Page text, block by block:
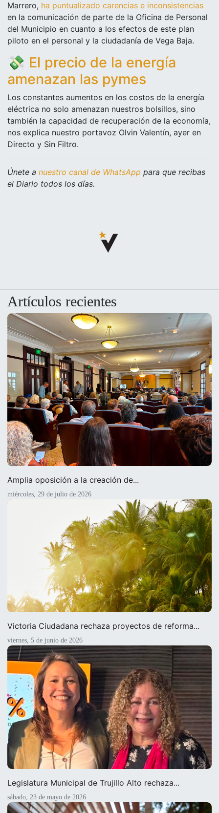
Marrero, ha puntualizado carencias e inconsistencias
en la comunicación de parte de la Oficina de Personal
del Municipio en cuanto a los efectos de este plan
piloto en el personal y la ciudadanía de Vega Baja.
💸 El precio de la energía
amenazan las pymes
Los constantes aumentos en los costos de la energía
eléctrica no solo amenazan nuestros bolsillos, sino
también la capacidad de recuperación de la economía,
nos explica nuestro portavoz Olvin Valentín, ayer en
Directo y Sin Filtro.
Únete a nuestro canal de WhatsApp para que recibas
el Diario todos los días.
Artículos recientes
Amplia oposición a la creación de...
miércoles, 29 de julio de 2026
Victoria Ciudadana rechaza proyectos de reforma...
viernes, 5 de junio de 2026
Legislatura Municipal de Trujillo Alto rechaza...
sábado, 23 de mayo de 2026